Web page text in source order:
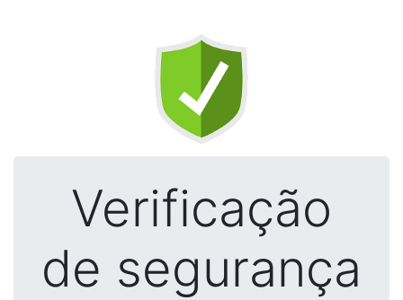
Verificação
de segurança